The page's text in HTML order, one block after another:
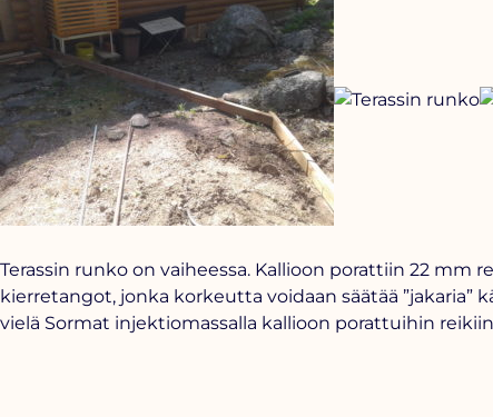
Terassin runko on vaiheessa. Kallioon porattiin 22 mm
kierretangot, jonka korkeutta voidaan säätää
vielä Sormat injektiomassalla kallioon porattuihin